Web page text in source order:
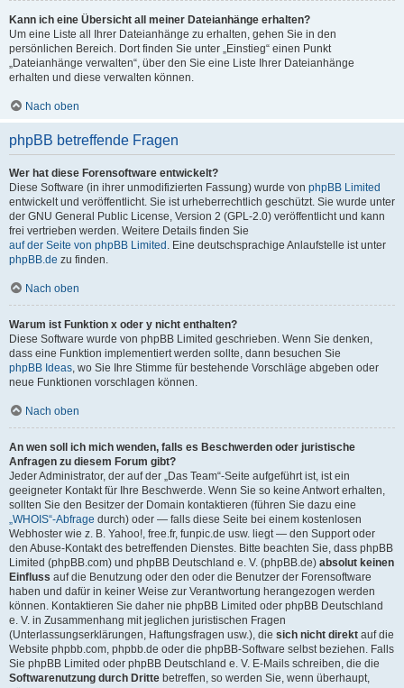
Kann ich eine Übersicht all meiner Dateianhänge erhalten?
Um eine Liste all Ihrer Dateianhänge zu erhalten, gehen Sie in den
persönlichen Bereich. Dort finden Sie unter „Einstieg“ einen Punkt
„Dateianhänge verwalten“, über den Sie eine Liste Ihrer Dateianhänge
erhalten und diese verwalten können.
Nach oben
phpBB betreffende Fragen
Wer hat diese Forensoftware entwickelt?
Diese Software (in ihrer unmodifizierten Fassung) wurde von phpBB Limited
entwickelt und veröffentlicht. Sie ist urheberrechtlich geschützt. Sie wurde unter
der GNU General Public License, Version 2 (GPL-2.0) veröffentlicht und kann
frei vertrieben werden. Weitere Details finden Sie
auf der Seite von phpBB Limited . Eine deutschsprachige Anlaufstelle ist unter
phpBB.de zu finden.
Nach oben
Warum ist Funktion x oder y nicht enthalten?
Diese Software wurde von phpBB Limited geschrieben. Wenn Sie denken,
dass eine Funktion implementiert werden sollte, dann besuchen Sie
phpBB Ideas, wo Sie Ihre Stimme für bestehende Vorschläge abgeben oder
neue Funktionen vorschlagen können.
Nach oben
An wen soll ich mich wenden, falls es Beschwerden oder juristische
Anfragen zu diesem Forum gibt?
Jeder Administrator, der auf der „Das Team“-Seite aufgeführt ist, ist ein
geeigneter Kontakt für Ihre Beschwerde. Wenn Sie so keine Antwort erhalten,
sollten Sie den Besitzer der Domain kontaktieren (führen Sie dazu eine
„WHOIS“-Abfrage durch) oder — falls diese Seite bei einem kostenlosen
Webhoster wie z. B. Yahoo!, free.fr, funpic.de usw. liegt — den Support oder
den Abuse-Kontakt des betreffenden Dienstes. Bitte beachten Sie, dass phpBB
Limited (phpBB.com) und phpBB Deutschland e. V. (phpBB.de) absolut keinen
Einfluss auf die Benutzung oder den oder die Benutzer der Forensoftware
haben und dafür in keiner Weise zur Verantwortung herangezogen werden
können. Kontaktieren Sie daher nie phpBB Limited oder phpBB Deutschland
e. V. in Zusammenhang mit jeglichen juristischen Fragen
(Unterlassungserklärungen, Haftungsfragen usw.), die sich nicht direkt auf die
Website phpbb.com, phpbb.de oder die phpBB-Software selbst beziehen. Falls
Sie phpBB Limited oder phpBB Deutschland e. V. E-Mails schreiben, die die
Softwarenutzung durch Dritte betreffen, so werden Sie, wenn überhaupt,